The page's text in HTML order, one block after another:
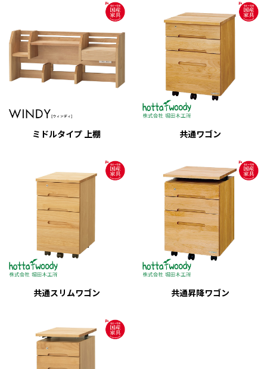
ミドルタイプ 上棚 共通ワゴン
共通スリムワゴン 共通昇降ワゴン